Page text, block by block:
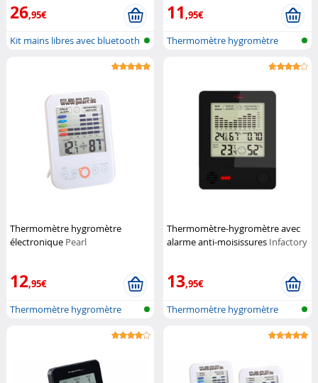
26,95€
Kit mains libres avec bluetooth
11,95€
Thermomètre hygromètre
Thermomètre hygromètre
électronique Pearl
12,95€
Thermomètre hygromètre
Thermomètre-hygromètre avec
alarme anti-moisissures Infactory
13,95€
Thermomètre hygromètre